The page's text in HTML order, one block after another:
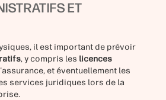
ET
il est important de prévoir
, y compris les licences
et éventuellement les
services juridiques lors de la